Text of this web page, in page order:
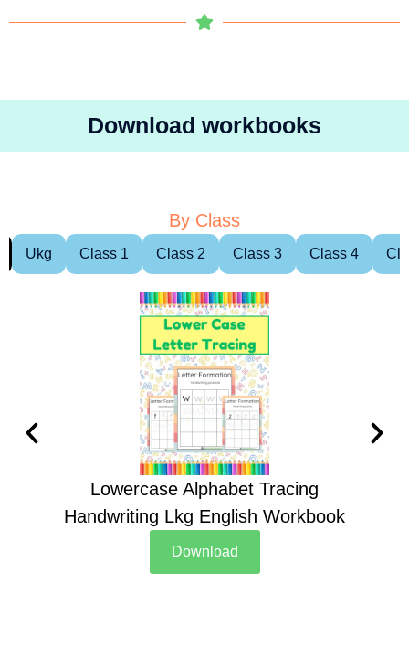
Download workbooks
By Class
Ukg Class 1 Class 2 Class 3 Class 4
Lowercase Alphabet Tracing
Handwriting Lkg English Workbook
Download